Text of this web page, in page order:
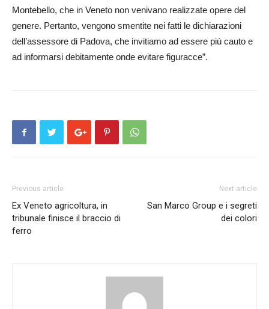
Montebello, che in Veneto non venivano realizzate opere del
genere. Pertanto, vengono smentite nei fatti le dichiarazioni
dell’assessore di Padova, che invitiamo ad essere più cauto e
ad informarsi debitamente onde evitare figuracce”.
Previous article
Ex Veneto agricoltura, in
tribunale finisce il braccio di
ferro
Next article
San Marco Group e i segreti
dei colori